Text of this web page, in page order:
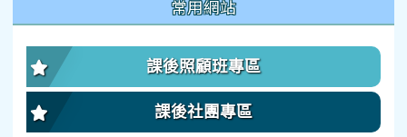
常用網站
課後照顧班專區
課後社團專區